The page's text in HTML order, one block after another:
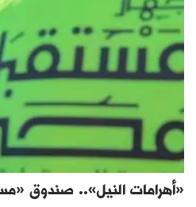
«أهرامات النيل».. صندوق